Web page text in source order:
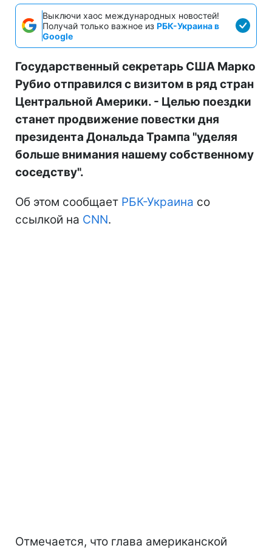
Выключи хаос международных новостей!
Получай только важное из РБК-Украина в
Google
Государственный секретарь США Марко
Рубио отправился с визитом в ряд стран
Центральной Америки. - Целью поездки
станет продвижение повестки дня
президента Дональда Трампа "уделяя
больше внимания нашему собственному
соседству".
Об этом сообщает РБК-Украина со
ссылкой на CNN.
Отмечается, что глава американской